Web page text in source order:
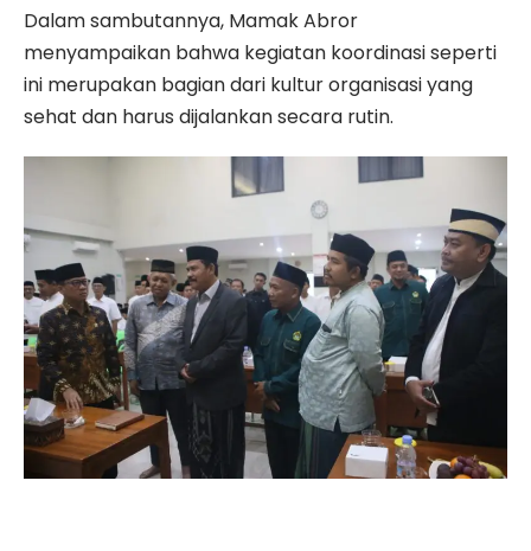
Dalam sambutannya, Mamak Abror
menyampaikan bahwa kegiatan koordinasi seperti
ini merupakan bagian dari kultur organisasi yang
sehat dan harus dijalankan secara rutin.